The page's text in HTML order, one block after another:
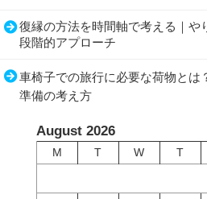
復縁の方法を時間軸で考える｜や
段階的アプローチ
車椅子での旅行に必要な荷物とは
準備の考え方
August 2026
M T W T